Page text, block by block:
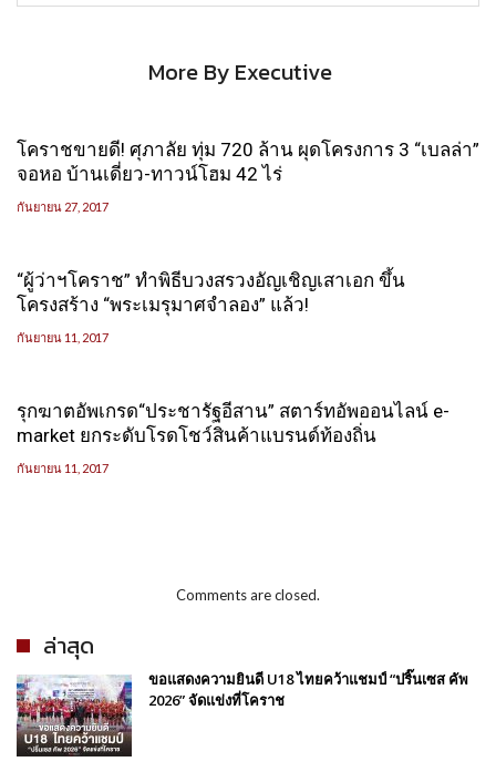
More By Executive
โคราชขายดี! ศุภาลัย ทุ่ม 720 ล้าน ผุดโครงการ 3 “เบลล่า”
จอหอ บ้านเดี่ยว-ทาวน์โฮม 42 ไร่
กันยายน 27, 2017
“ผู้ว่าฯโคราช” ทำพิธีบวงสรวงอัญเชิญเสาเอก ขึ้น
โครงสร้าง “พระเมรุมาศจำลอง” แล้ว!
กันยายน 11, 2017
รุกฆาตอัพเกรด“ประชารัฐอีสาน” สตาร์ทอัพออนไลน์ e-
market ยกระดับโรดโชว์สินค้าแบรนด์ท้องถิ่น
กันยายน 11, 2017
Comments are closed.
ล่าสุด
ขอแสดงความยินดี U18 ไทยคว้าแชมป์ “ปริ๊นเซส คัพ
2026” จัดแข่งที่โคราช